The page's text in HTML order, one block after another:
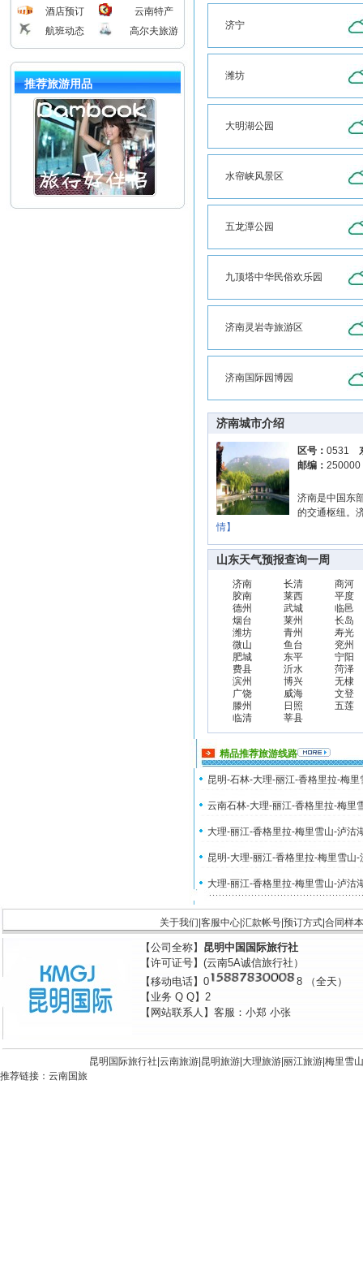
酒店预订
云南特产
航班动态
高尔夫旅游
推荐旅游用品
济宁
潍坊
大明湖公园
水帘峡风景区
五龙潭公园
九顶塔中华民俗欢乐园
济南灵岩寺旅游区
济南国际园博园
济南城市介绍
区号： 0531
邮编：
济南是中国东
的交通枢纽。
情】
山东天气预报查询一周
济南 长清
商河
胶南
莱西
平度
德州
武城
临邑
烟台
莱州
长岛
潍坊
青州
寿光
微山
鱼台
兖州
肥城
东平
宁阳
费县
沂水
菏泽
滨州
博兴
无棣
广饶
威海
文登
滕州
日照
五莲
临清
莘县
精品推荐旅游线路
昆明-石林-大理-丽江-香格里拉-梅
云南石林-大理-丽江-香格里拉-梅里
大理-丽江-香格里拉-梅里雪山-泸沽
昆明-大理-丽江-香格里拉-梅里雪山
大理-丽江-香格里拉-梅里雪山-泸沽
关于我们 客服中心 汇款帐号 预订方式 合同样本
【公司全称】 昆明中国国际旅行社
【许可证号】(云南5A诚信旅行社）
【移动电话】0
8 （全天）
【业务 Q Q】2
【网站联系人】客服：小郑 小张
昆明国际旅行社| 云南旅游 昆明旅游 大理旅游 丽江旅游 梅里雪山
推荐链接： 云南国旅